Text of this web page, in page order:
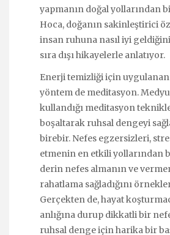
yapmanın doğal yollarından
Hoca, doğanın sakinleştirici
insan ruhuna nasıl iyi
sıra dışı hikayelerle anlatıyor.
Enerji temizliği için
yöntem de meditasyon.
kullandığı meditasyon
boşaltarak ruhsal dengeyi
birebir. Nefes egzersizleri,
etmenin en etkili yollarından
derin nefes almanın ve
rahatlama sağladığını
Gerçekten de, hayat
anlığına durup dikkatli bir
ruhsal denge için harika bir